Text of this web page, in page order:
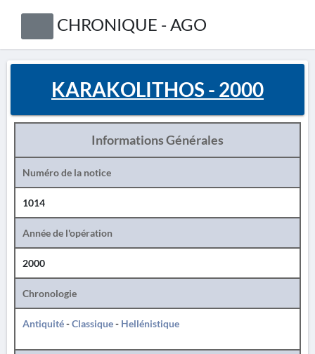
CHRONIQUE - AGO
KARAKOLITHOS - 2000
Informations Générales
Numéro de la notice
1014
Année de l'opération
2000
Chronologie
Antiquité-Classique- Hellénistique